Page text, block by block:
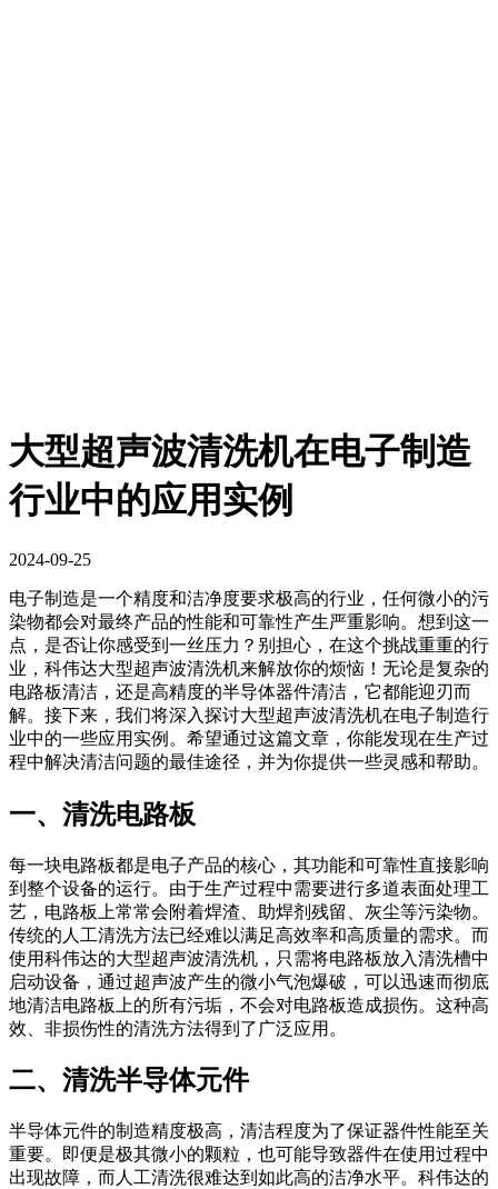
大型超声波清洗机在电子制造
行业中的应用实例
2024-09-25
电子制造是一个精度和洁净度要求极高的行业，任何微小的污
染物都会对最终产品的性能和可靠性产生严重影响。想到这一
点，是否让你感受到一丝压力？别担心，在这个挑战重重的行
业，科伟达大型超声波清洗机来解放你的烦恼！无论是复杂的
电路板清洁，还是高精度的半导体器件清洁，它都能迎刃而
解。接下来，我们将深入探讨大型超声波清洗机在电子制造行
业中的一些应用实例。希望通过这篇文章，你能发现在生产过
程中解决清洁问题的最佳途径，并为你提供一些灵感和帮助。
一、清洗电路板
每一块电路板都是电子产品的核心，其功能和可靠性直接影响
到整个设备的运行。由于生产过程中需要进行多道表面处理工
艺，电路板上常常会附着焊渣、助焊剂残留、灰尘等污染物。
传统的人工清洗方法已经难以满足高效率和高质量的需求。而
使用科伟达的大型超声波清洗机，只需将电路板放入清洗槽中
启动设备，通过超声波产生的微小气泡爆破，可以迅速而彻底
地清洁电路板上的所有污垢，不会对电路板造成损伤。这种高
效、非损伤性的清洗方法得到了广泛应用。
二、清洗半导体元件
半导体元件的制造精度极高，清洁程度为了保证器件性能至关
重要。即便是极其微小的颗粒，也可能导致器件在使用过程中
出现故障，而人工清洗很难达到如此高的洁净水平。科伟达的